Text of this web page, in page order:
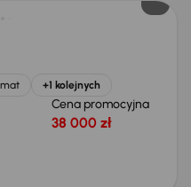
+1 kolejnych
Cena promocyjna
38 000 zł